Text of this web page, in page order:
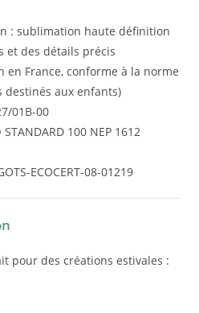
: sublimation haute définition
et des détails précis
en France, conforme à la norme
destinés aux enfants)
01B-00
100 NEP 1612
ECOCERT-08-01219
pour des créations estivales :